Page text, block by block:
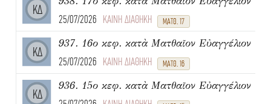
ΚΔ
25/07/2026 ΚΑΙΝΗ ΔΙΑΘΗΚΗ ΜΑΤΘ. 17
ΚΔ
937. 16ο κεφ. κατὰ Ματθαῖον Εὐαγγέλιον
25/07/2026 ΚΑΙΝΗ ΔΙΑΘΗΚΗ ΜΑΤΘ. 16
ΚΔ
936. 15ο κεφ. κατὰ Ματθαῖον Εὐαγγέλιον